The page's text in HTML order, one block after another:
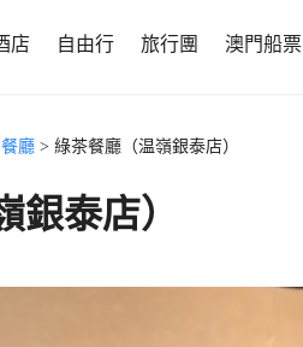
店 自由行 旅行團 澳門船票
餐廳 > 綠茶餐廳（温嶺銀泰店）
銀泰店）